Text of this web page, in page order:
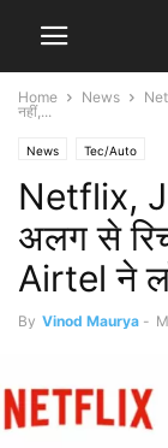
Home News
नहीं,...
News Tec/Auto
Netflix,
अलग से
Airtel ने
By Vinod Maurya -